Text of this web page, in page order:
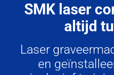
SMK laser
altijd
Laser
en